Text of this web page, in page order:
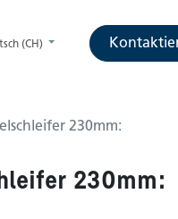
(CH)
230mm:
230mm: